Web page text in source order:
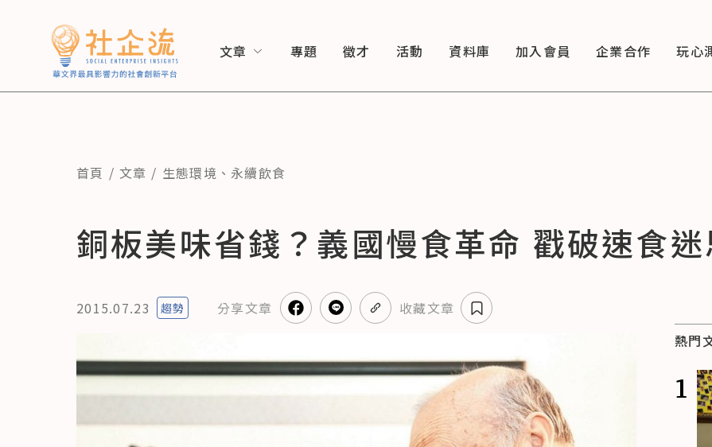
文章 專題 徵才 活動 資料庫 加入會員 企業合作 玩心
首頁 文章 生態環境 、 永續飲食
銅板美味省錢？義國慢食革命 戳破速食迷
2015.07.23 趨勢 分享文章 收藏文章
熱門
1